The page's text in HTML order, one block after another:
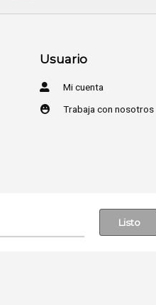
Usuario
Mi cuenta
Trabaja con nosotros